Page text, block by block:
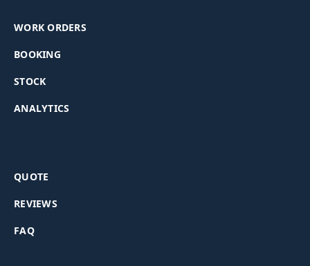
WORK ORDERS
BOOKING
STOCK
ANALYTICS
QUOTE
REVIEWS
FAQ